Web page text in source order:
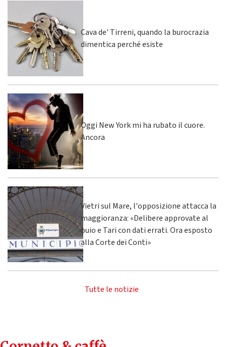
Cava de' Tirreni, quando la burocrazia
dimentica perché esiste
Oggi New York mi ha rubato il cuore.
Ancora
Vietri sul Mare, l'opposizione attacca la
maggioranza: «Delibere approvate al
buio e Tari con dati errati. Ora esposto
alla Corte dei Conti»
Tutte le notizie